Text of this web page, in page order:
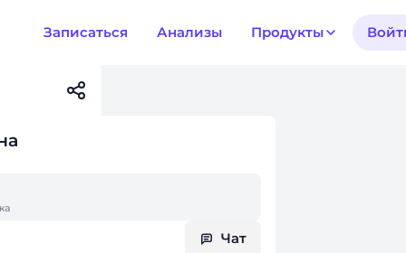
Записаться Анализы Продукты
Чат